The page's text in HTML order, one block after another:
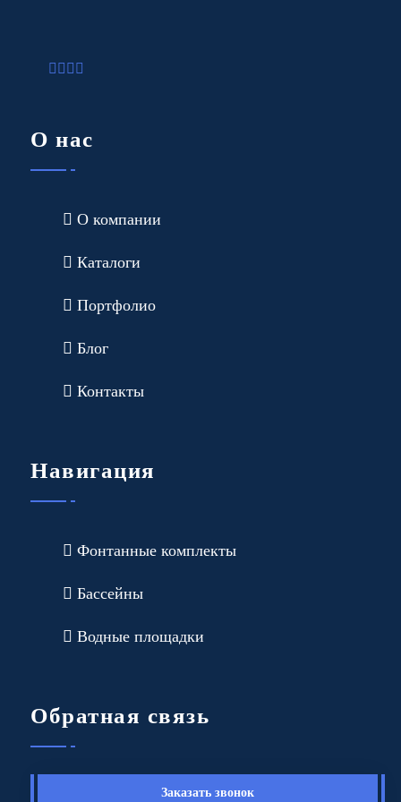
О нас
О компании
Каталоги
Портфолио
Блог
Контакты
Навигация
Фонтанные комплекты
Бассейны
Водные площадки
Обратная связь
Заказать звонок